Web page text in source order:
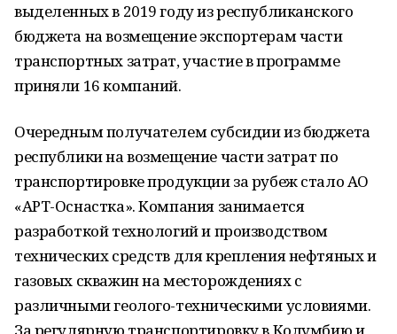
выделенных в 2019 году из республиканского
бюджета на возмещение экспортерам части
транспортных затрат, участие в программе
приняли 16 компаний.
Очередным получателем субсидии из бюджета
республики на возмещение части затрат по
транспортировке продукции за рубеж стало АО
«АРТ-Оснастка». Компания занимается
разработкой технологий и производством
технических средств для крепления нефтяных и
газовых скважин на месторождениях с
различными геолого-техническими условиями.